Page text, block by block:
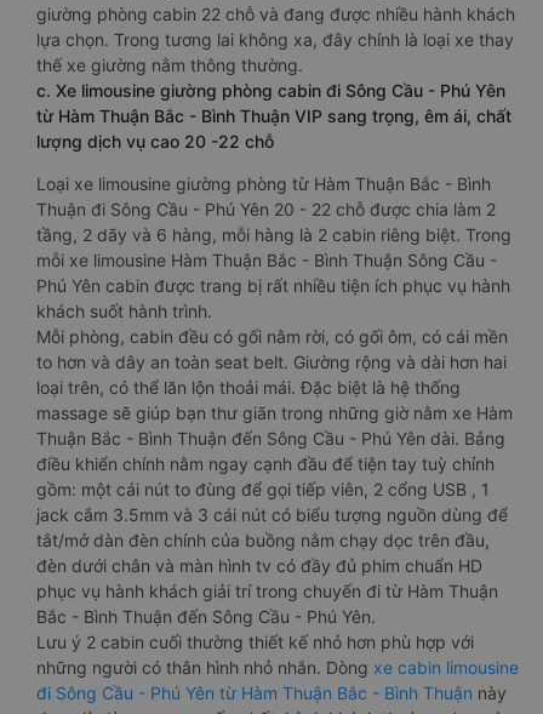
giường phòng cabin 22 chỗ và đang được nhiều hành khách
lựa chọn. Trong tương lai không xa, đây chính là loại xe thay
thế xe giường nằm thông thường.
c. Xe limousine giường phòng cabin đi Sông Cầu - Phú Yên
từ Hàm Thuận Bắc - Bình Thuận VIP sang trọng, êm ái, chất
lượng dịch vụ cao 20 -22 chỗ
Loại xe limousine giường phòng từ Hàm Thuận Bắc - Bình
Thuận đi Sông Cầu - Phú Yên 20 - 22 chỗ được chia làm 2
tầng, 2 dãy và 6 hàng, mỗi hàng là 2 cabin riêng biệt. Trong
mỗi xe limousine Hàm Thuận Bắc - Bình Thuận Sông Cầu -
Phú Yên cabin được trang bị rất nhiều tiện ích phục vụ hành
khách suốt hành trình.
Mỗi phòng, cabin đều có gối nằm rời, có gối ôm, có cái mền
to hơn và dây an toàn seat belt. Giường rộng và dài hơn hai
loại trên, có thể lăn lộn thoải mái. Đặc biệt là hệ thống
massage sẽ giúp bạn thư giãn trong những giờ nằm xe Hàm
Thuận Bắc - Bình Thuận đến Sông Cầu - Phú Yên dài. Bảng
điều khiển chính nằm ngay cạnh đầu để tiện tay tuỳ chỉnh
gồm: một cái nút to đùng để gọi tiếp viên, 2 cổng USB , 1
jack cắm 3.5mm và 3 cái nút có biểu tượng nguồn dùng để
tắt/mở dàn đèn chính của buồng nằm chạy dọc trên đầu,
đèn dưới chân và màn hình tv có đầy đủ phim chuẩn HD
phục vụ hành khách giải trí trong chuyến đi từ Hàm Thuận
Bắc - Bình Thuận đến Sông Cầu - Phú Yên.
Lưu ý 2 cabin cuối thường thiết kế nhỏ hơn phù hợp với
những người có thân hình nhỏ nhắn. Dòng xe cabin limousine
đi Sông Cầu - Phú Yên từ Hàm Thuận Bắc - Bình Thuận này